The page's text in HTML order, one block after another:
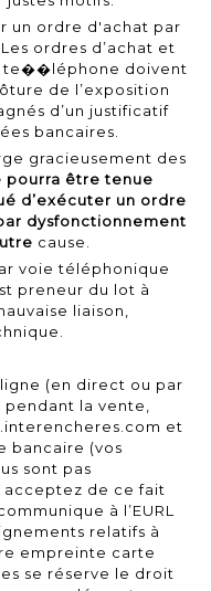
un ordre d'achat par
ordres d’achat et
te��léphone doivent
de l’exposition
d’un justificatif
bancaires.
gracieusement des
pourra être tenue
d’exécuter un ordre
dysfonctionnement
cause.
voie téléphonique
preneur du lot à
liaison,
(en direct ou par
pendant la vente,
et
bancaire (vos
sont pas
acceptez de ce fait
à l’EURL
relatifs à
empreinte carte
se réserve le droit